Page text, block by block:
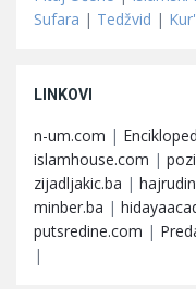
Sufara | Tedžvid |
LINKOVI
n-um.com |
islamhouse.com |
zijadljakic.ba |
minber.ba |
putsredine.com |
|